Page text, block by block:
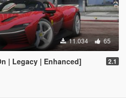
11.034 65
| Legacy | Enhanced] 2.1